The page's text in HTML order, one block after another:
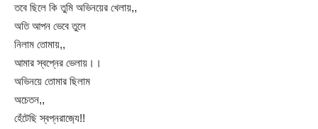
তবে ছিলে কি তুমি অভিনয়ের খেলায়,,
অতি আপন ভেবে তুলে
নিলাম তোমায়,,
আমার স্বপ্নের ভেলায়।।
অভিনয়ে তোমার ছিলাম
অচেতন,,
হেঁটেছি স্বপ্নরাজ‍্যে!!